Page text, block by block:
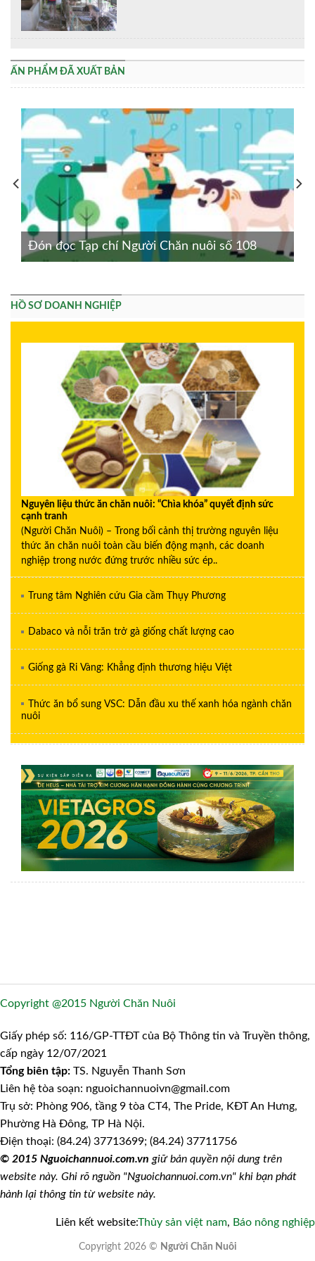
ẤN PHẨM ĐÃ XUẤT BẢN
Đón đọc Tạp chí Người Chăn nuôi số 108
HỒ SƠ DOANH NGHIỆP
Nguyên liệu thức ăn chăn nuôi: “Chìa khóa” quyết định sức
cạnh tranh
(Người Chăn Nuôi) – Trong bối cảnh thị trường nguyên liệu
thức ăn chăn nuôi toàn cầu biến động mạnh, các doanh
nghiệp trong nước đứng trước nhiều sức ép..
Trung tâm Nghiên cứu Gia cầm Thụy Phương
Dabaco và nỗi trăn trở gà giống chất lượng cao
Giống gà Ri Vàng: Khẳng định thương hiệu Việt
Thức ăn bổ sung VSC: Dẫn đầu xu thế xanh hóa ngành chăn
nuôi
Copyright @2015 Người Chăn Nuôi
Giấy phép số: 116/GP-TTĐT của Bộ Thông tin và Truyền thông,
cấp ngày 12/07/2021
Tổng biên tập: TS. Nguyễn Thanh Sơn
Liên hệ tòa soạn: nguoichannuoivn@gmail.com
Trụ sở: Phòng 906, tầng 9 tòa CT4, The Pride, KĐT An Hưng,
Phường Hà Đông, TP Hà Nội.
Điện thoại: (84.24) 37713699; (84.24) 37711756
© 2015 Nguoichannuoi.com.vn giữ bản quyền nội dung trên
website này. Ghi rõ nguồn "Nguoichannuoi.com.vn" khi bạn phát
hành lại thông tin từ website này.
Liên kết website:Thủy sản việt nam, Báo nông nghiệp
Copyright 2026 © Người Chăn Nuôi